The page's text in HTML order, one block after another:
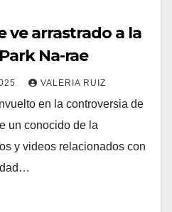
ve arrastrado a la
Na-rae
VALERIA RUIZ
en la controversia de
un conocido de la
y videos relacionados con